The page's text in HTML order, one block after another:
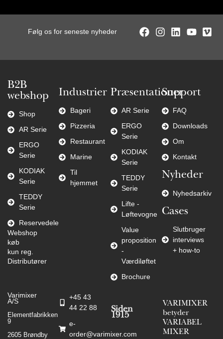
Følg os for seneste nyheder
B2B
webshop
Shop
AR Serie
ERGO
Serie
KODIAK
Serie
TEDDY
Serie
Reservedele
Webshop
køb
kun reg.
Distributører
Industrier
Bageri
Pizzeria
Restaurant
Marine
Til
hjemmet
Præsentationer
AR Serie
ERGO
Serie
KODIAK
Serie
TEDDY
Serie
Lifte -
Løftevogne
Value
proposition
-
Værdiløftet
Brochure
Support
FAQ
Downloads
Om
Kontakt
Nyheder
Nyhedsarkiv
Cases
Slutbruger
interviews
+ how-to
Varimixer
A/S
Elementfabrikken
9
2605 Brøndby
+45 43
44 22 88
e-
order@varimixer.com
Siden
1915
VARIMIXER
betyder
VARIABEL
MIXER